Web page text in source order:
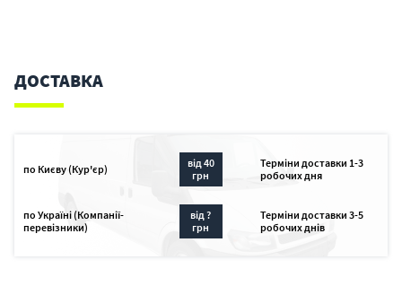
ДОСТАВКА
по Києву (Кур'єр)
від 40
грн
Терміни доставки 1-3
робочих дня
по Україні (Компанії-
перевізники)
від ?
грн
Терміни доставки 3-5
робочих днів